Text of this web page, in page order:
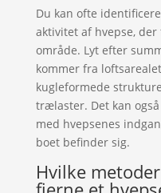
Du kan ofte
aktivitet af hvepse,
område. Lyt efter
kommer fra
kugleformede
trælaster. Det kan
med hvepsenes
boet befinder sig.
Hvilke